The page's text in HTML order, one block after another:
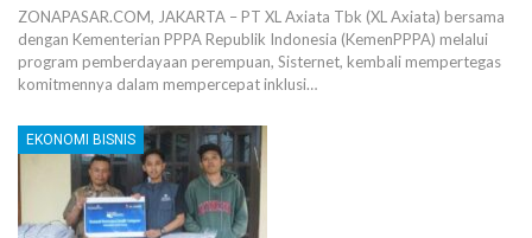
ZONAPASAR.COM, JAKARTA – PT XL Axiata Tbk (XL Axiata) bersama
dengan Kementerian PPPA Republik Indonesia (KemenPPPA) melalui
program pemberdayaan perempuan, Sisternet, kembali mempertegas
komitmennya dalam mempercepat inklusi…
EKONOMI BISNIS